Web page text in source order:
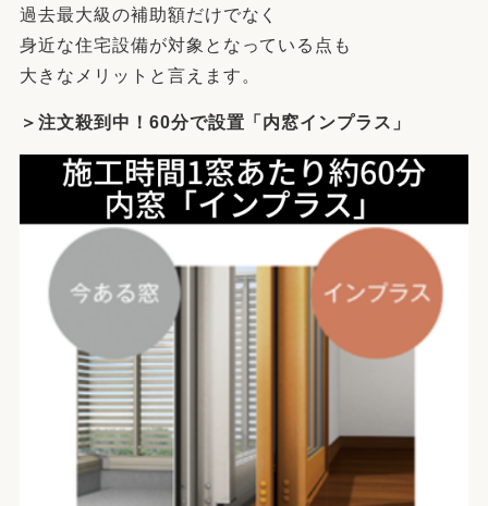
過去最大級の補助額だけでなく
身近な住宅設備が対象となっている点も
大きなメリットと言えます。
＞注文殺到中！60分で設置「内窓インプラス」